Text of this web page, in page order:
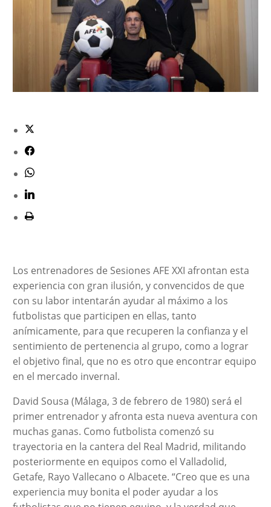
Los entrenadores de Sesiones AFE XXI afrontan esta
experiencia con gran ilusión, y convencidos de que
con su labor intentarán ayudar al máximo a los
futbolistas que participen en ellas, tanto
anímicamente, para que recuperen la confianza y el
sentimiento de pertenencia al grupo, como a lograr
el objetivo final, que no es otro que encontrar equipo
en el mercado invernal.
David Sousa (Málaga, 3 de febrero de 1980) será el
primer entrenador y afronta esta nueva aventura con
muchas ganas. Como futbolista comenzó su
trayectoria en la cantera del Real Madrid, militando
posteriormente en equipos como el Valladolid,
Getafe, Rayo Vallecano o Albacete. “Creo que es una
experiencia muy bonita el poder ayudar a los